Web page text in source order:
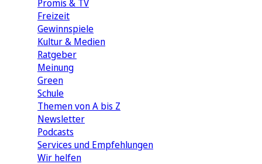
Promis & TV
Freizeit
Gewinnspiele
Kultur & Medien
Ratgeber
Meinung
Green
Schule
Themen von A bis Z
Newsletter
Podcasts
Services und Empfehlungen
Wir helfen